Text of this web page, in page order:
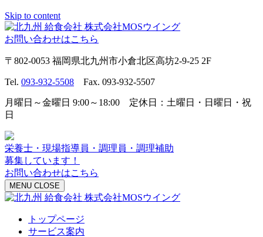
Skip to content
お問い合わせはこちら
〒802-0053 福岡県北九州市小倉北区高坊2-9-25 2F
Tel. 093-932-5508 Fax. 093-932-5507
月曜日～金曜日 9:00～18:00 定休日：土曜日・日曜日・祝
日
栄養士・現場指導員・調理員・調理補助
募集しています！
お問い合わせはこちら
MENU CLOSE
トップページ
サービス案内